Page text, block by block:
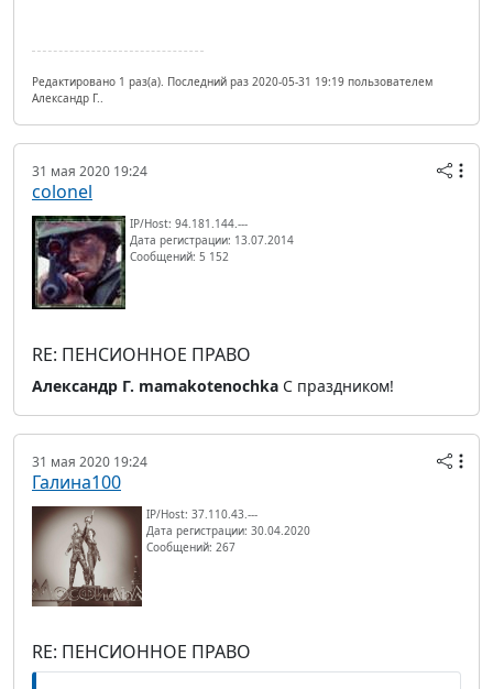
Редактировано 1 раз(а). Последний раз 2020-05-31 19:19 пользователем
Александр Г..
31 мая 2020 19:24
colonel
IP/Host: 94.181.144.---
Дата регистрации: 13.07.2014
Сообщений: 5 152
RE: ПЕНСИОННОЕ ПРАВО
Александр Г. mamakotenochka С праздником!
31 мая 2020 19:24
Галина100
IP/Host: 37.110.43.---
Дата регистрации: 30.04.2020
Сообщений: 267
RE: ПЕНСИОННОЕ ПРАВО